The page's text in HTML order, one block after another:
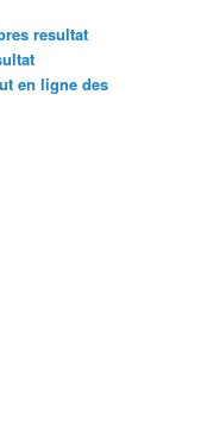
resultat
en ligne des